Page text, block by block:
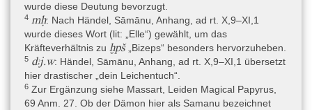
wurde diese Deutung bevorzugt.
4 mḥ: Nach Händel, Sāmānu, Anhang, ad rt. X,9–XI,1
wurde dieses Wort (lit: „Elle“) gewählt, um das
Kräfteverhältnis zu ḫpš„Bizeps“ besonders hervorzuheben.
5 dꜣj.w: Händel, Sāmānu, Anhang, ad rt. X,9–XI,1 übersetzt
hier drastischer „dein Leichentuch“.
6 Zur Ergänzung siehe Massart, Leiden Magical Papyrus,
69 Anm. 27. Ob der Dämon hier als Samanu bezeichnet